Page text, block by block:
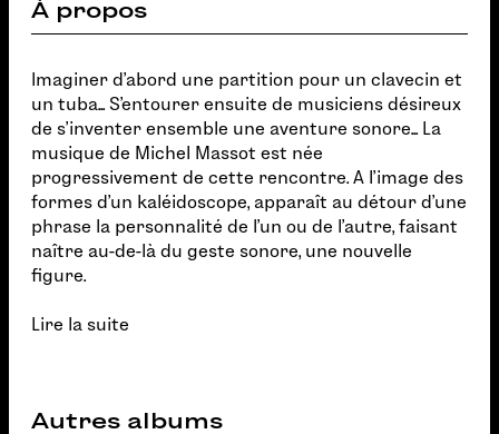
À propos
Imaginer d'abord une partition pour un clavecin et
un tuba... S'entourer ensuite de musiciens désireux
de s'inventer ensemble une aventure sonore... La
musique de Michel Massot est née
progressivement de cette rencontre. A l'image des
formes d'un kaléidoscope, apparaît au détour d'une
phrase la personnalité de l'un ou de l'autre, faisant
naître au-de-là du geste sonore, une nouvelle
figure.
Lire la suite
Autres albums